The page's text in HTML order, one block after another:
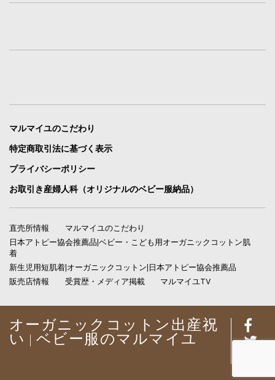
マルマイユのこだわり
特定商取引法に基づく表示
プライバシーポリシー
お取引き産婦人科（オリジナルのベビー服納品）
直売所情報
マルマイユのこだわり
日本アトピー協会推薦品|ベビー・こども用オーガニックコットン肌
着
新生児用短肌着|オーガニックコットン|日本アトピー協会推薦品
販売店情報
受賞歴・メディア掲載 マルマイユTV
オーガニックコットン出産祝
い | ベビー服のマルマイユ